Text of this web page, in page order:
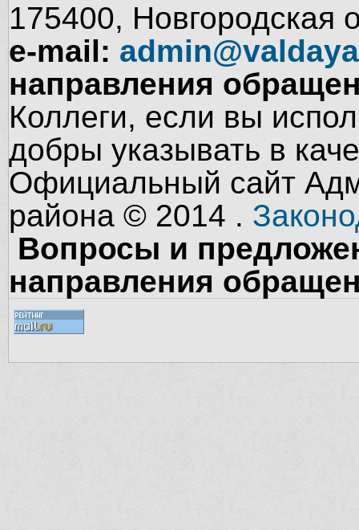
175400, Новгородская
e-mail:
направления
Коллеги, если вы
добры указывать в
Официальный сайт
района © 2014 .
Вопросы и
направления